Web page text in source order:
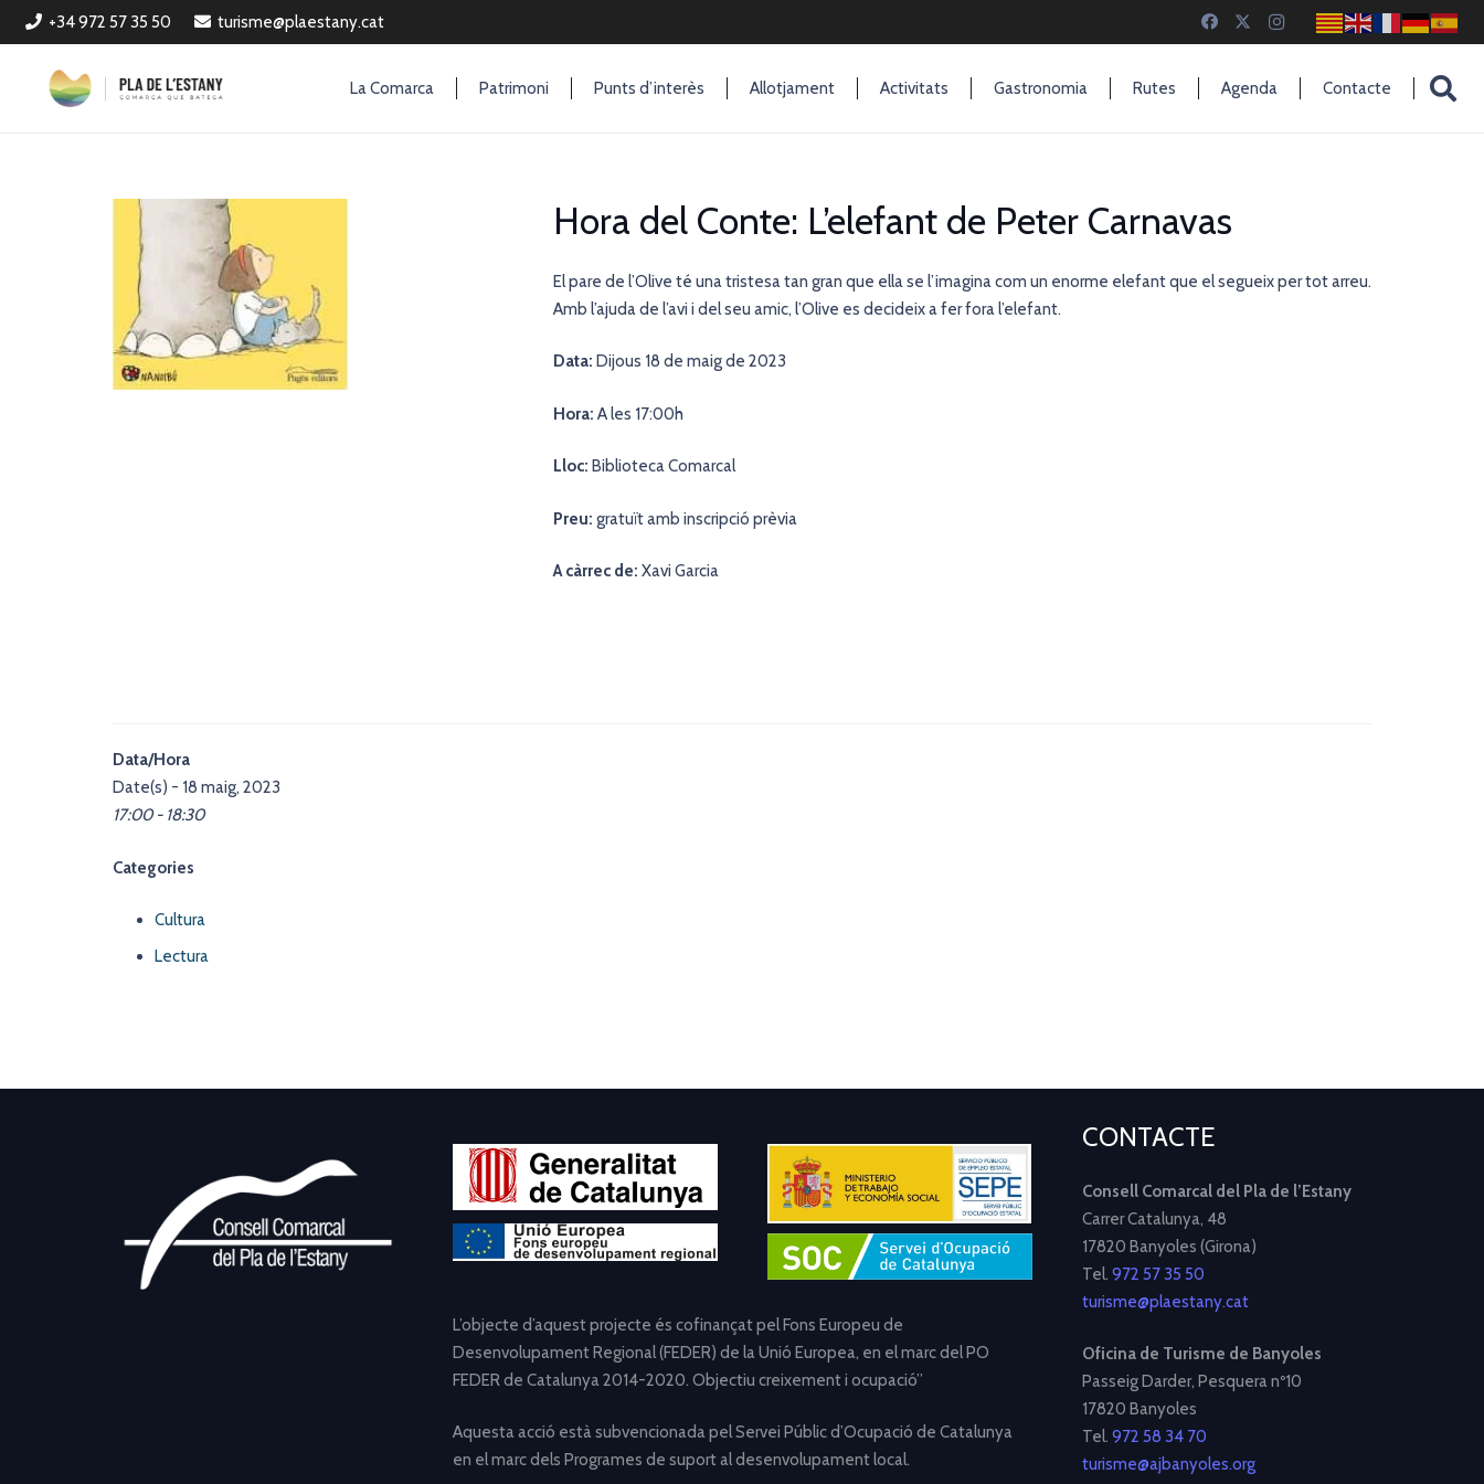
+34 972 57 35 50 turisme@plaestany.cat
La Comarca Patrimoni Punts d’interès Allotjament Activitats Gastronomia Rutes Agenda Contacte
Hora del Conte: L’elefant de Peter Carnavas
El pare de l’Olive té una tristesa tan gran que ella se l’imagina com un enorme elefant que el segueix per tot arreu.
Amb l’ajuda de l’avi i del seu amic, l’Olive es decideix a fer fora l’elefant.
Data: Dijous 18 de maig de 2023
Hora: A les 17:00h
Lloc: Biblioteca Comarcal
Preu: gratuït amb inscripció prèvia
A càrrec de: Xavi Garcia
Data/Hora
Date(s) - 18 maig, 2023
17:00 - 18:30
Categories
Cultura
Lectura
L’objecte d’aquest projecte és cofinançat pel Fons Europeu de
Desenvolupament Regional (FEDER) de la Unió Europea, en el marc del PO
FEDER de Catalunya 2014-2020. Objectiu creixement i ocupació”
Aquesta acció està subvencionada pel Servei Públic d’Ocupació de Catalunya
en el marc dels Programes de suport al desenvolupament local.
CONTACTE
Consell Comarcal del Pla de l’Estany
Carrer Catalunya, 48
17820 Banyoles (Girona)
Tel. 972 57 35 50
turisme@plaestany.cat
Oficina de Turisme de Banyoles
Passeig Darder, Pesquera nº10
17820 Banyoles
Tel. 972 58 34 70
turisme@ajbanyoles.org